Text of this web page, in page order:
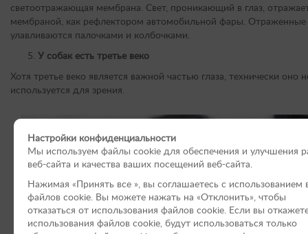
светоотражающая мембрана. Свет, проникающий в глаз,
мембраной, как рефлектором автомобильной фары. Отраженные
улавливаются палочками и колбочками.
У собак есть третье веко
Хотя третье веко является важной частью глаза, технически оно
используется для зрения.
Настройки конфиденциальности
Мы используем файлы cookie для обеспечения и улучшения
веб-сайта и качества ваших посещений веб-сайта.
Нажимая «Принять вce », вы соглашаетесь с использованием
файлов cookie. Вы можете нажать на «Отклонить», чтобы
отказаться от использования файлов сookie. Если вы
использования файлов cookie, будут использоваться только